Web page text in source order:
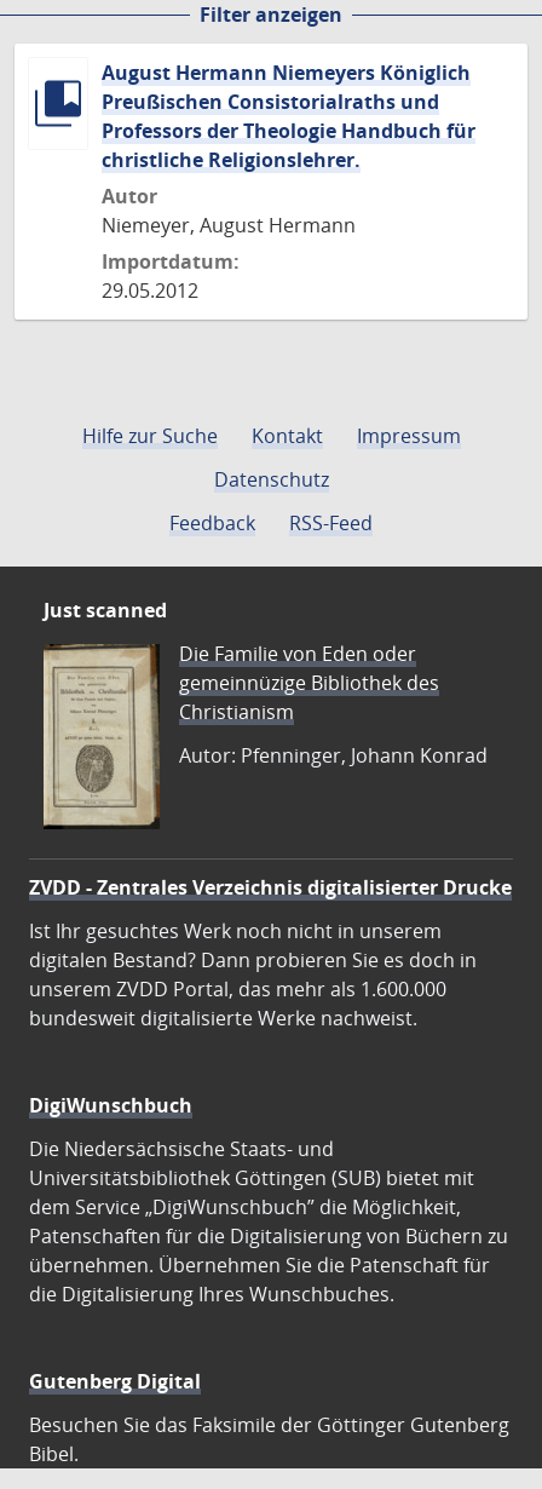
Filter anzeigen
August Hermann Niemeyers Königlich
Preußischen Consistorialraths und
Professors der Theologie Handbuch für
christliche Religionslehrer.
Autor
Niemeyer, August Hermann
Importdatum:
29.05.2012
Hilfe zur Suche Kontakt
Impressum
Datenschutz
Feedback
RSS-Feed
Just scanned
Die Familie von Eden oder
gemeinnüzige Bibliothek des
Christianism
Autor: Pfenninger, Johann Konrad
ZVDD - Zentrales Verzeichnis digitalisierter Drucke
Ist Ihr gesuchtes Werk noch nicht in unserem
digitalen Bestand? Dann probieren Sie es doch in
unserem ZVDD Portal, das mehr als 1.600.000
bundesweit digitalisierte Werke nachweist.
DigiWunschbuch
Die Niedersächsische Staats- und
Universitätsbibliothek Göttingen (SUB) bietet mit
dem Service „DigiWunschbuch” die Möglichkeit,
Patenschaften für die Digitalisierung von Büchern zu
übernehmen. Übernehmen Sie die Patenschaft für
die Digitalisierung Ihres Wunschbuches.
Gutenberg Digital
Besuchen Sie das Faksimile der Göttinger Gutenberg
Bibel.